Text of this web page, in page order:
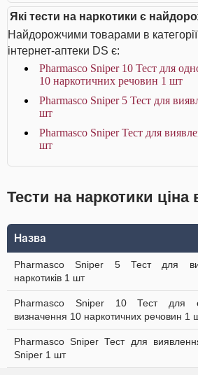
Які тести на наркотики є
Найдорожчими товарами в
інтернет-аптеки DS є:
Pharmasco Sniper 10 Тест для
10 наркотичних речовин 1 шт
Pharmasco Sniper 5 Тест для
шт
Pharmasco Sniper Тест для
шт
Тести на наркотики ціна
Назва
Pharmasco Sniper 5 Тест для
наркотиків 1 шт
Pharmasco Sniper 10 Тест для
визначення 10 наркотичних речовин 1
Pharmasco Sniper Тест для
Sniper 1 шт